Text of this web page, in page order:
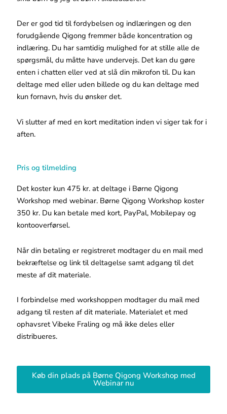
Der er god tid til fordybelsen og indlæringen og den
forudgående Qigong fremmer både koncentration og
indlæring. Du har samtidig mulighed for at stille alle de
spørgsmål, du måtte have undervejs. Det kan du gøre
enten i chatten eller ved at slå din mikrofon til. Du kan
deltage med eller uden billede og du kan deltage med
kun fornavn, hvis du ønsker det.
Vi slutter af med en kort meditation inden vi siger tak for i
aften.
Pris og tilmelding
Det koster kun 475 kr. at deltage i Børne Qigong
Workshop med webinar. Børne Qigong Workshop koster
350 kr. Du kan betale med kort, PayPal, Mobilepay og
kontooverførsel.
Når din betaling er registreret modtager du en mail med
bekræftelse og link til deltagelse samt adgang til det
meste af dit materiale.
I forbindelse med workshoppen modtager du mail med
adgang til resten af dit materiale. Materialet et med
ophavsret Vibeke Fraling og må ikke deles eller
distribueres.
Køb din plads på Børne Qigong Workshop med
Webinar nu